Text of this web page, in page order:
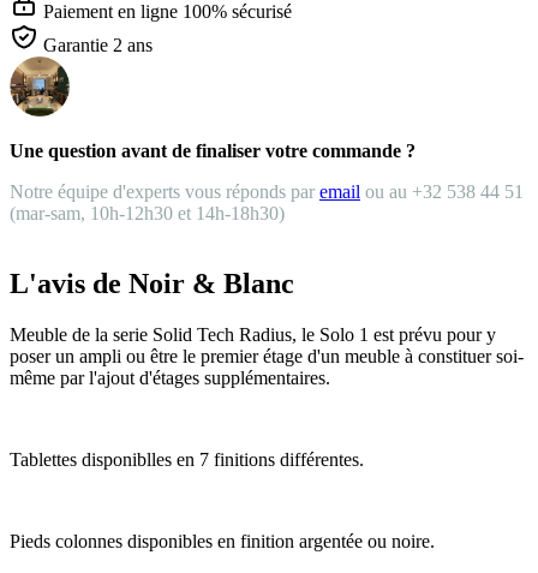
Paiement en ligne 100% sécurisé
Garantie 2 ans
Une question avant de finaliser votre commande ?
Notre équipe d'experts vous réponds par email ou au +32 538 44 51
(mar-sam, 10h-12h30 et 14h-18h30)
L'avis de Noir & Blanc
Meuble de la serie Solid Tech Radius, le Solo 1 est prévu pour y
poser un ampli ou être le premier étage d'un meuble à constituer soi-
même par l'ajout d'étages supplémentaires.
Tablettes disponiblles en 7 finitions différentes.
Pieds colonnes disponibles en finition argentée ou noire.